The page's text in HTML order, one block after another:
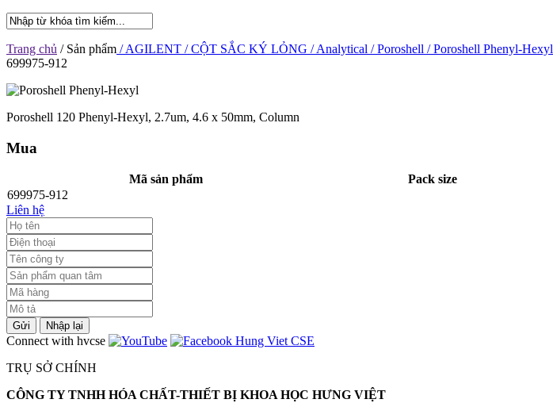
Trang chủ / Sản phẩm / AGILENT / CỘT SẮC KÝ LỎNG / Analytical / Poroshell / Poroshell Phenyl-Hexyl
699975-912
Poroshell 120 Phenyl-Hexyl, 2.7um, 4.6 x 50mm, Column
Mua
Mã sản phẩm Pack size
699975-912
Liên hệ
Gửi Nhập lại
Connect with hvcse
TRỤ SỞ CHÍNH
CÔNG TY TNHH HÓA CHẤT-THIẾT BỊ KHOA HỌC HƯNG VIỆT